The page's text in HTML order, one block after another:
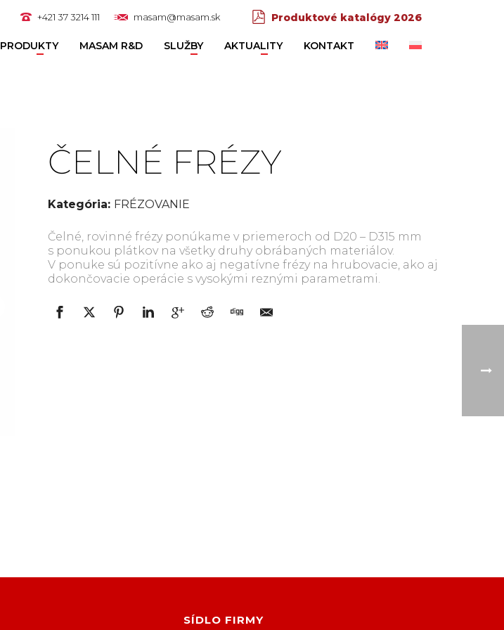
+421 37 3214 111 masam@masam.sk Produktové katalógy 2026
PRODUKTY MASAM R&D SLUŽBY AKTUALITY KONTAKT
ČELNÉ FRÉZY
Kategória: FRÉZOVANIE
Čelné, rovinné frézy ponúkame v priemeroch od D20 – D315 mm
s ponukou plátkov na všetky druhy obrábaných materiálov.
V ponuke sú pozitívne ako aj negatívne frézy na hrubovacie, ako aj
dokončovacie operácie s vysokými reznými parametrami.
SÍDLO FIRMY